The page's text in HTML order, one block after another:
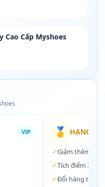
Cao Cấp Myshoes
VIP 🥇 HẠNG
✓Giảm thêm
✓Tích điểm 3%
✓Đổi hàng trong